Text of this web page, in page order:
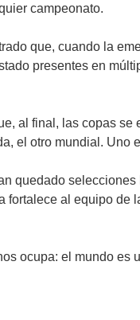
campeonato.
que, cuando la
presentes en
al final, las copas
el otro mundial. Uno
quedado
al equipo
ocupa: el mundo es